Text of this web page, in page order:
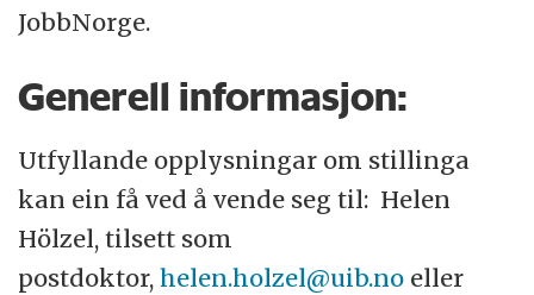
JobbNorge.
Generell informasjon:
Utfyllande opplysningar om stillinga
kan ein få ved å vende seg til: Helen
Hölzel, tilsett som
postdoktor,helen.holzel@uib.no eller